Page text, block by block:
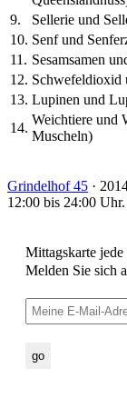
9.
Sellerie und
10. Senf und
11. Sesamsamen
12. Schwefeldioxid
13. Lupinen und
14.
Weichtiere und
Muscheln)
Grindelhof 45 ·
12:00 bis 24:00
Mittagskarte jede
Melden Sie sich